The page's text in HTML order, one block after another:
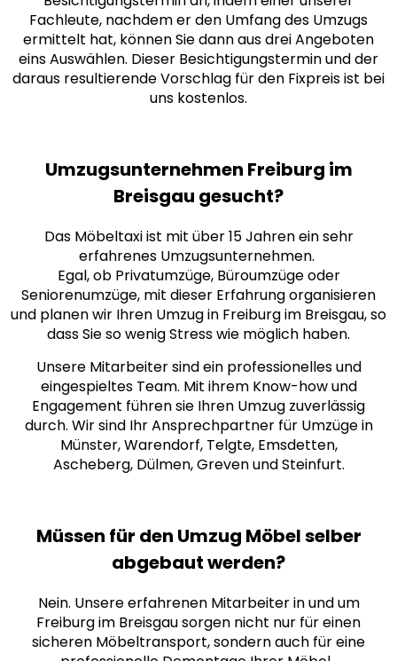
Fachleute, nachdem er den Umfang des Umzugs
ermittelt hat, können Sie dann aus dreiAngeboten
eins Auswählen. Dieser Besichtigungstermin und der
daraus resultierende Vorschlag für den Fixpreis ist bei
uns kostenlos.
Umzugsunternehmen Freiburg im
Breisgau gesucht?
Das Möbeltaxi ist mit über 15 Jahren ein sehr
erfahrenes Umzugsunternehmen.
Egal, ob Privatumzüge, Büroumzüge oder
Seniorenumzüge, mit dieser Erfahrung organisieren
und planen wir Ihren Umzug in Freiburg im Breisgau, so
dass Sie so wenig Stress wie möglich haben.
Unsere Mitarbeiter sind ein professionelles und
eingespieltes Team. Mit ihrem Know-how und
Engagement führen sie Ihren Umzug zuverlässig
durch. Wir sind Ihr Ansprechpartner für Umzüge in
Münster, Warendorf, Telgte, Emsdetten,
Ascheberg, Dülmen, Greven und Steinfurt.
Müssen für den Umzug Möbel selber
abgebaut werden?
Nein. Unsere erfahrenen Mitarbeiter in und um
Freiburg im Breisgau sorgen nicht nur für einen
sicheren Möbeltransport, sondern auch für eine